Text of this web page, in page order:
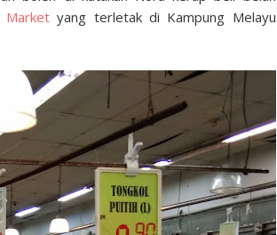
Marketyang terletak di Kampung Melayu